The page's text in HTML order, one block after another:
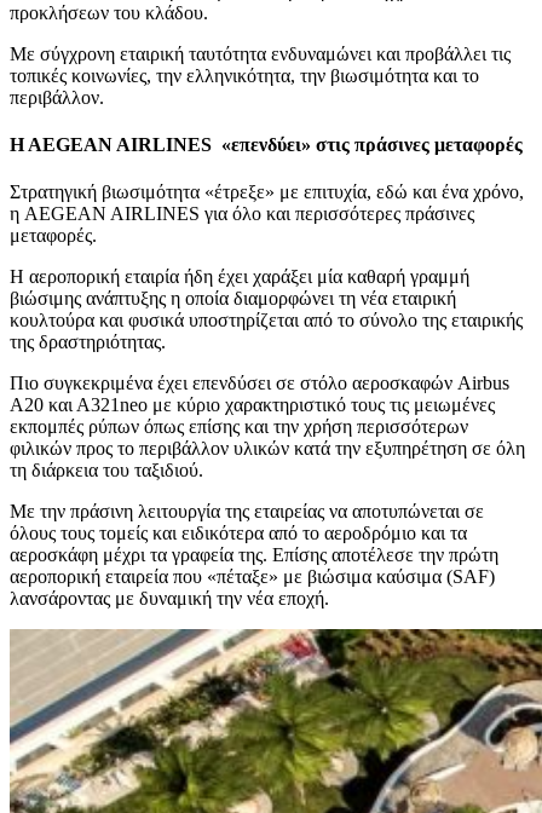
προκλήσεων του κλάδου.
Με σύγχρονη εταιρική ταυτότητα ενδυναμώνει και προβάλλει τις
τοπικές κοινωνίες, την ελληνικότητα, την βιωσιμότητα και το
περιβάλλον.
H AEGEAN AIRLINES «επενδύει» στις πράσινες μεταφορές
Στρατηγική βιωσιμότητα «έτρεξε» με επιτυχία, εδώ και ένα χρόνο,
η AEGEAN AIRLINES για όλο και περισσότερες πράσινες
μεταφορές.
Η αεροπορική εταιρία ήδη έχει χαράξει μία καθαρή γραμμή
βιώσιμης ανάπτυξης η οποία διαμορφώνει τη νέα εταιρική
κουλτούρα και φυσικά υποστηρίζεται από το σύνολο της εταιρικής
της δραστηριότητας.
Πιο συγκεκριμένα έχει επενδύσει σε στόλο αεροσκαφών Airbus
A20 και Α321neo με κύριο χαρακτηριστικό τους τις μειωμένες
εκπομπές ρύπων όπως επίσης και την χρήση περισσότερων
φιλικών προς το περιβάλλον υλικών κατά την εξυπηρέτηση σε όλη
τη διάρκεια του ταξιδιού.
Με την πράσινη λειτουργία της εταιρείας να αποτυπώνεται σε
όλους τους τομείς και ειδικότερα από το αεροδρόμιο και τα
αεροσκάφη μέχρι τα γραφεία της. Επίσης αποτέλεσε την πρώτη
αεροπορική εταιρεία που «πέταξε» με βιώσιμα καύσιμα (SAF)
λανσάροντας με δυναμική την νέα εποχή.